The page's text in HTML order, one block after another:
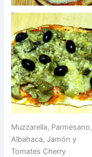
Muzzarella, Parmesano,
Albahaca, Jamón y
Tomates Cherry